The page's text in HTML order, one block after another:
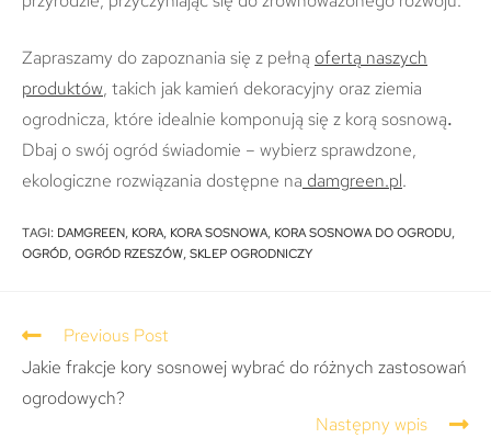
Zapraszamy do zapoznania się z pełną ofertą naszych
produktów, takich jak kamień dekoracyjny oraz ziemia
ogrodnicza, które idealnie komponują się z korą sosnową.
Dbaj o swój ogród świadomie – wybierz sprawdzone,
ekologiczne rozwiązania dostępne na damgreen.pl.
TAGI: DAMGREEN, KORA, KORA SOSNOWA, KORA SOSNOWA DO OGRODU,
OGRÓD, OGRÓD RZESZÓW, SKLEP OGRODNICZY
Previous Post
Jakie frakcje kory sosnowej wybrać do różnych zastosowań
ogrodowych?
Następny wpis